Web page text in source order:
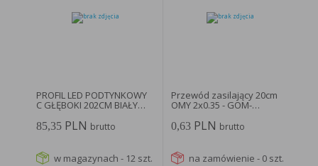
PROFIL LED PODTYNKOWY
C GŁĘBOKI 202CM BIAŁY
LAKIEROWANY...
85,35 PLN brutto
w magazynach - 12 szt.
Przewód zasilający 20cm
OMY 2x0.35 - GOM-
0,63 PLN brutto
na zamówienie - 0 szt.